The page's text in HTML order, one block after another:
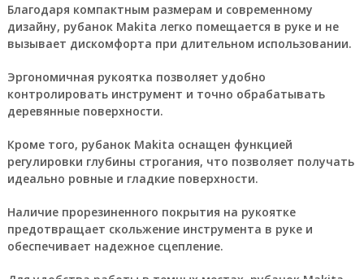
Благодаря компактным размерам и современному
дизайну, рубанок Makita легко помещается в руке и не
вызывает дискомфорта при длительном использовании.
Эргономичная рукоятка позволяет удобно
контролировать инструмент и точно обрабатывать
деревянные поверхности.
Кроме того, рубанок Makita оснащен функцией
регулировки глубины строгания, что позволяет получать
идеально ровные и гладкие поверхности.
Наличие прорезиненного покрытия на рукоятке
предотвращает скольжение инструмента в руке и
обеспечивает надежное сцепление.